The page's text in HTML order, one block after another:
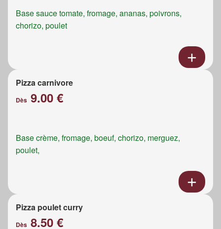
Base sauce tomate, fromage, ananas, poivrons,
chorizo, poulet
Pizza carnivore
Dès 9.00 €
Base crème, fromage, boeuf, chorizo, merguez,
poulet,
Pizza poulet curry
Dès 8.50 €